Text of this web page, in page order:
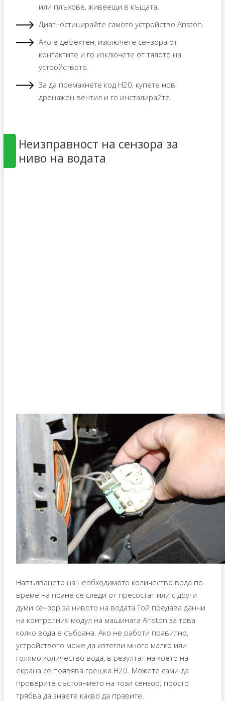
или плъхове, живеещи в къщата.
Диагностицирайте самото устройство Ariston.
Ако е дефектен, изключете сензора от
контактите и го изключете от тялото на
устройството.
За да премахнете код H20, купете нов
дренажен вентил и го инсталирайте.
Неизправност на сензора за
ниво на водата
Напълването на необходимото количество вода по
време на пране се следи от пресостат или с други
думи сензор за нивото на водата.Той предава данни
на контролния модул на машината Ariston за това
колко вода е събрана. Ако не работи правилно,
устройството може да изтегли много малко или
голямо количество вода, в резултат на което на
екрана се появява грешка H20. Можете сами да
проверите състоянието на този сензор; просто
трябва да знаете какво да правите.